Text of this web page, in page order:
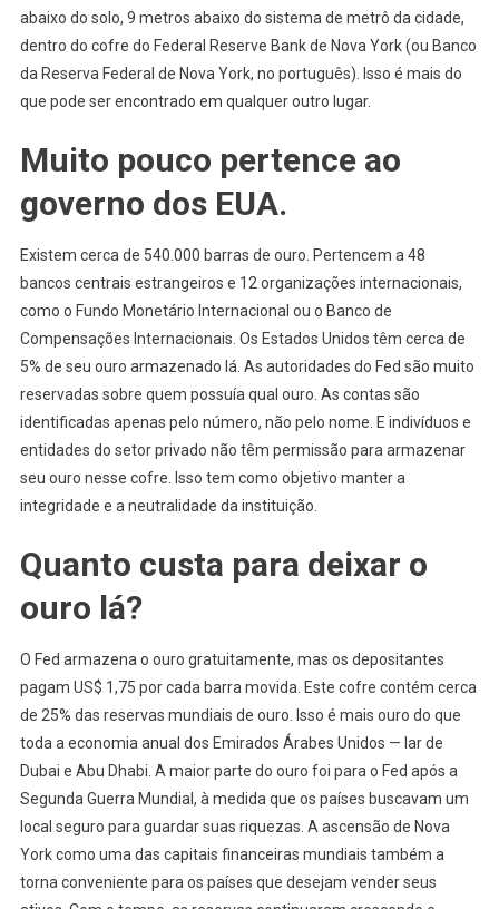
abaixo do solo, 9 metros abaixo do sistema de metrô da cidade,
dentro do cofre do Federal Reserve Bank de Nova York (ou Banco
da Reserva Federal de Nova York, no português). Isso é mais do
que pode ser encontrado em qualquer outro lugar.
Muito pouco pertence ao
governo dos EUA.
Existem cerca de 540.000 barras de ouro. Pertencem a 48
bancos centrais estrangeiros e 12 organizações internacionais,
como o Fundo Monetário Internacional ou o Banco de
Compensações Internacionais. Os Estados Unidos têm cerca de
5% de seu ouro armazenado lá. As autoridades do Fed são muito
reservadas sobre quem possuía qual ouro. As contas são
identificadas apenas pelo número, não pelo nome. E indivíduos e
entidades do setor privado não têm permissão para armazenar
seu ouro nesse cofre. Isso tem como objetivo manter a
integridade e a neutralidade da instituição.
Quanto custa para deixar o
ouro lá?
O Fed armazena o ouro gratuitamente, mas os depositantes
pagam US$ 1,75 por cada barra movida. Este cofre contém cerca
de 25% das reservas mundiais de ouro. Isso é mais ouro do que
toda a economia anual dos Emirados Árabes Unidos — lar de
Dubai e Abu Dhabi. A maior parte do ouro foi para o Fed após a
Segunda Guerra Mundial, à medida que os países buscavam um
local seguro para guardar suas riquezas. A ascensão de Nova
York como uma das capitais financeiras mundiais também a
torna conveniente para os países que desejam vender seus